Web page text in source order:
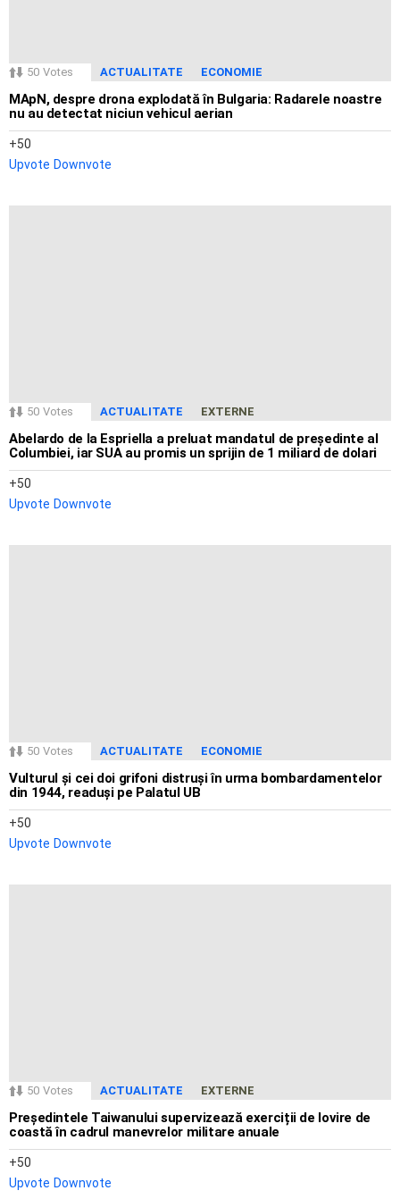
50 Votes ACTUALITATE ECONOMIE
MApN, despre drona explodată în Bulgaria: Radarele noastre
nu au detectat niciun vehicul aerian
50
Upvote Downvote
50 Votes ACTUALITATE EXTERNE
Abelardo de la Espriella a preluat mandatul de președinte al
Columbiei, iar SUA au promis un sprijin de 1 miliard de dolari
50
Upvote Downvote
50 Votes ACTUALITATE ECONOMIE
Vulturul și cei doi grifoni distruși în urma bombardamentelor
din 1944, readuși pe Palatul UB
50
Upvote Downvote
50 Votes ACTUALITATE EXTERNE
Președintele Taiwanului supervizează exerciții de lovire de
coastă în cadrul manevrelor militare anuale
50
Upvote Downvote